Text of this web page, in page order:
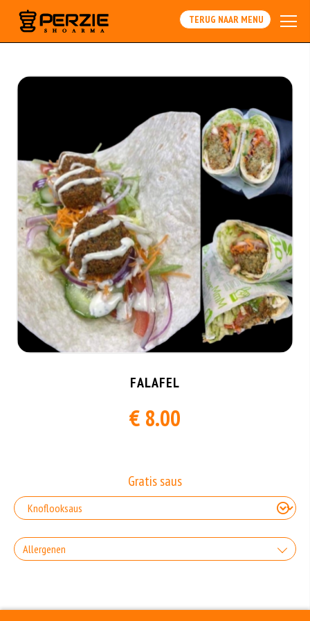
TERUG NAAR MENU
FALAFEL
€ 8.00
Gratis saus
Allergenen